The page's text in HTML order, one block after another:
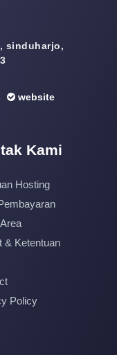
sinduharjo,
website
Kami
Hosting
& Ketentuan
Policy